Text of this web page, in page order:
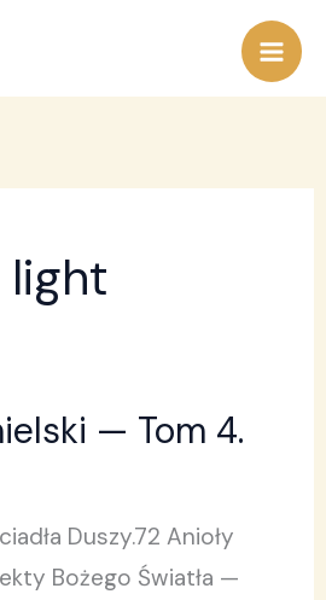
light
— Tom 4.
Duszy.72 Anioły
Bożego Światła —